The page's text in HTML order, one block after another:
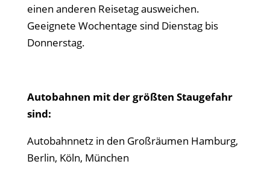
einen anderen Reisetag ausweichen.
Geeignete Wochentage sind Dienstag bis
Donnerstag.
Autobahnen mit der größten Staugefahr
sind:
Autobahnnetz in den Großräumen Hamburg,
Berlin, Köln, München